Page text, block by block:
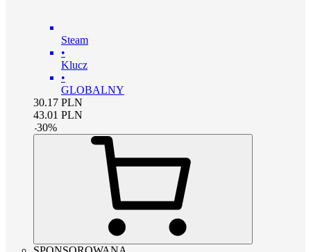
Steam
•
Klucz
•
GLOBALNY
30.17 PLN
43.01 PLN
-30%